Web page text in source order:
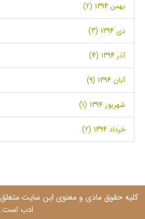
بهمن 1394 (2)
دی 1394 (3)
آذر 1394 (4)
آبان 1394 (9)
شهریور 1394 (1)
خرداد 1394 (2)
کلیه حقوق مادی و معنوی این سایت
ادب است.